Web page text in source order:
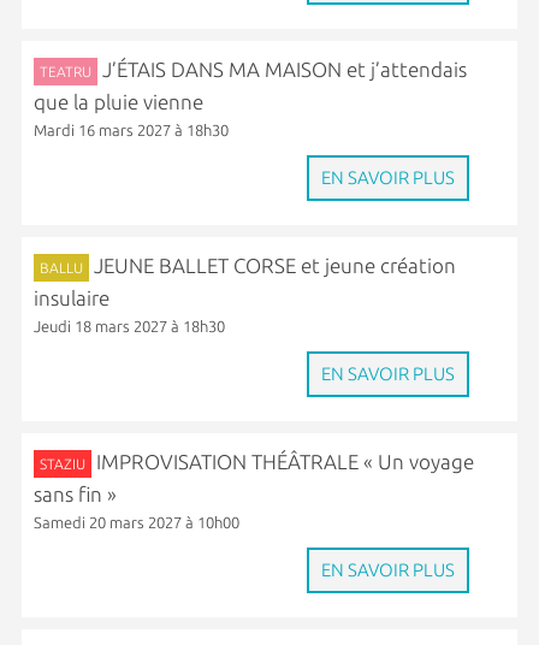
TEATRU
J’ÉTAIS DANS MA MAISON et j’attendais
que la pluie vienne
Mardi 16 mars 2027 à 18h30
EN SAVOIR PLUS
BALLU
JEUNE BALLET CORSE et jeune création
insulaire
Jeudi 18 mars 2027 à 18h30
EN SAVOIR PLUS
STAZIU
IMPROVISATION THÉÂTRALE « Un voyage
sans fin »
Samedi 20 mars 2027 à 10h00
EN SAVOIR PLUS